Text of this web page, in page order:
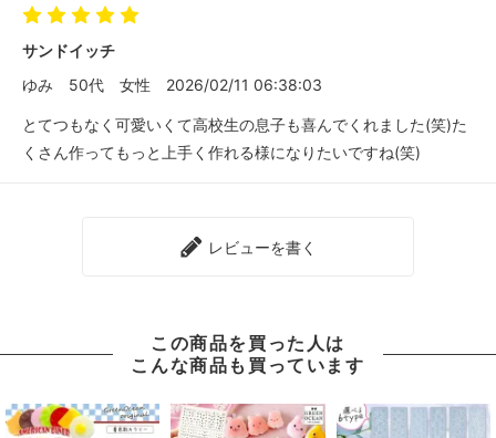
サンドイッチ
ゆみ
50代 女性 2026/02/11 06:38:03
とてつもなく可愛いくて高校生の息子も喜んでくれました(笑)た
くさん作ってもっと上手く作れる様になりたいですね(笑)
レビューを書く
この商品を買った人は
こんな商品も買っています